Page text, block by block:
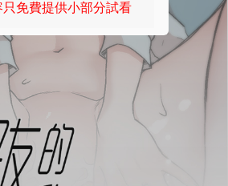
只免費提供小部分試看